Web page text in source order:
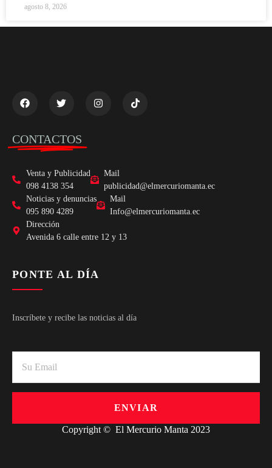
agosto 8, 2026
CONTACTOS
Venta y Publicidad
098 4138 354
Mail
publicidad@elmercuriomanta.ec
Noticias y denuncias
095 890 4289
Mail
Info@elmercuriomanta.ec
Dirección
Avenida 6 calle entre 12 y 13
PONTE AL DÍA
Inscríbete y recibe las noticias al día
ENVIAR
Copyright © El Mercurio Manta 2023